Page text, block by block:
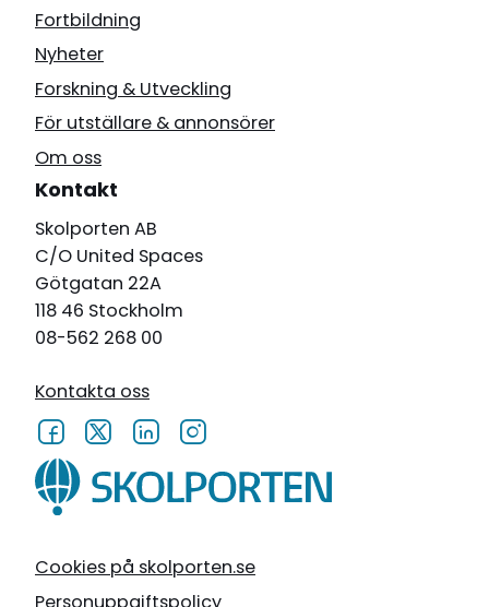
Cookies på skolporten.se
Personuppgiftspolicy
Fortbildning
Nyheter
Forskning & Utveckling
För utställare & annonsörer
Om oss
Kontakt
Skolporten AB
C/O United Spaces
Götgatan 22A
118 46 Stockholm
08-562 268 00
Kontakta oss